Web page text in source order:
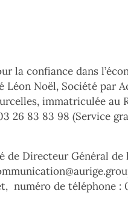
la confiance dans
Noël, Société par
immatriculée au
26 83 83 98 (Service
de Directeur Général de
numéro de téléphone :